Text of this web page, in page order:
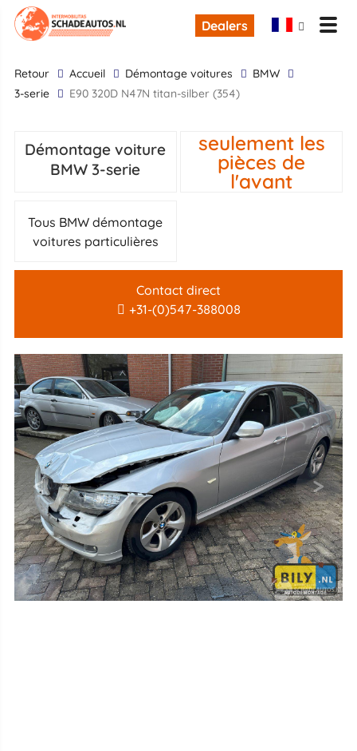
Dealers
retour Accueil Démontage voitures
BMW
3-serie
E90 320D N47N titan-silber (354)
Démontage voiture
BMW 3-serie
seulement les
pièces de
l'avant
Tous BMW démontage
voitures particulières
Contact direct
+31-(0)547-388008